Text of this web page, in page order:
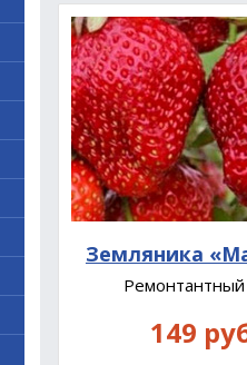
Земляника
Ремонтантный
149